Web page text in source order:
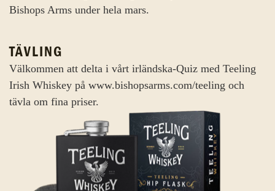
Bishops Arms under hela mars.
TÄVLING
Välkommen att delta i vårt irländska-Quiz med Teeling
Irish Whiskey på www.bishopsarms.com/teeling och
tävla om fina priser.